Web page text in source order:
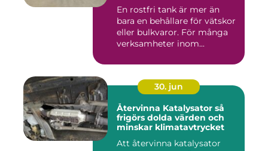
En rostfri tank är mer än
bara en behållare för vätskor
eller bulkvaror. För många
verksamheter inom...
30. jun
Återvinna Katalysator så
frigörs dolda värden och
minskar klimatavtrycket
Att återvinna katalysator